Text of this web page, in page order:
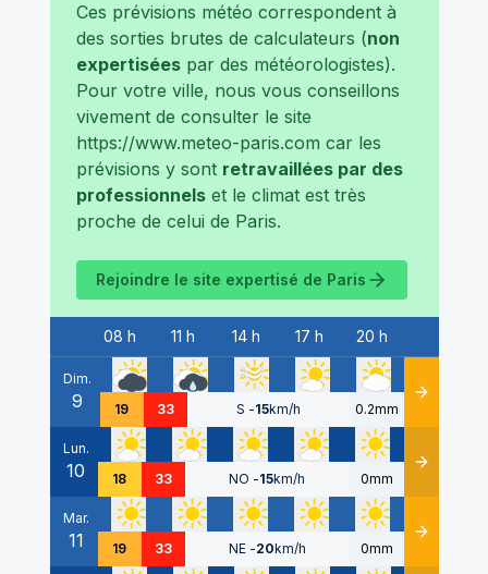
Ces prévisions météo correspondent à
des sorties brutes de calculateurs (non
expertiséespar des météorologistes).
Pour votre ville, nous vous conseillons
vivement de consulter le site
https://www.meteo-paris.com car les
prévisions y sont retravaillées par des
professionnelset le climat est très
proche de celui de Paris.
Rejoindre le site expertisé de Paris
Date
08 h 11 h 14 h 17 h 20 h
Dim.
9 19 33 S -15km/h 0.2mm Détails
Lun.
10 18 33 NO -15km/h 0mm Détails
Mar.
11 19 33 NE -20km/h 0mm Détails